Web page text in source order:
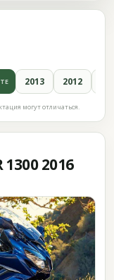
2013 2012
могут отличаться.
2016